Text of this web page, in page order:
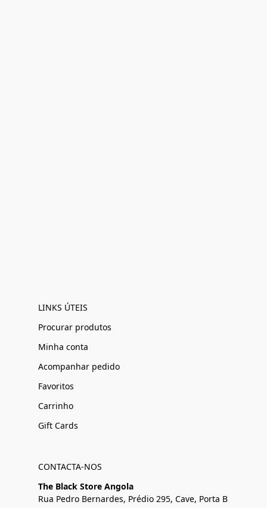
LINKS ÚTEIS
Procurar produtos
Minha conta
Acompanhar pedido
Favoritos
Carrinho
Gift Cards
CONTACTA-NOS
The Black Store Angola
Rua Pedro Bernardes, Prédio 295, Cave, Porta B